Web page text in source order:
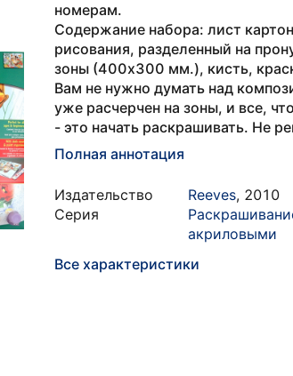
номерам.
Содержание набора: лист
рисования, разделенный на
зоны (400x300 мм.), кисть,
Вам не нужно думать над
уже расчерчен на зоны, и все,
- это начать раскрашивать. Не
Полная аннотация
Издательство Reeves, 2010
Серия
акриловыми
Все характеристики